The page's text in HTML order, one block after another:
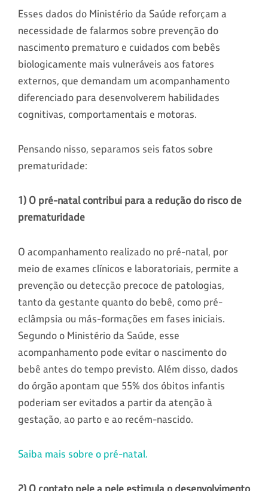
Esses dados do Ministério da Saúde reforçam a
necessidade de falarmos sobre prevenção do
nascimento prematuro e cuidados com bebês
biologicamente mais vulneráveis aos fatores
externos, que demandam um acompanhamento
diferenciado para desenvolverem habilidades
cognitivas, comportamentais e motoras.
Pensando nisso, separamos seis fatos sobre
prematuridade:
1) O pré-natal contribui para a redução do risco de
prematuridade
O acompanhamento realizado no pré-natal, por
meio de exames clínicos e laboratoriais, permite a
prevenção ou detecção precoce de patologias,
tanto da gestante quanto do bebê, como pré-
eclâmpsia ou más-formações em fases iniciais.
Segundo o Ministério da Saúde, esse
acompanhamento pode evitar o nascimento do
bebê antes do tempo previsto. Além disso, dados
do órgão apontam que 55% dos óbitos infantis
poderiam ser evitados a partir da atenção à
gestação, ao parto e ao recém-nascido.
Saiba mais sobre o pré-natal.